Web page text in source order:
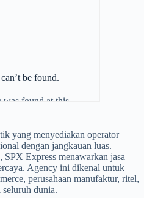
yang menyediakan operator
dengan jangkauan luas.
Express menawarkan jasa
Agency ini dikenal untuk
perusahaan manufaktur, ritel,
dunia.